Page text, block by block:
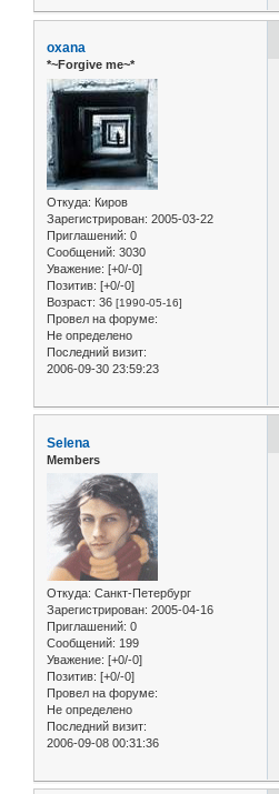
oxana
*~Forgive me~*
Откуда: Киров
Зарегистрирован: 2005-03-22
Приглашений: 0
Сообщений: 3030
Уважение: [+0/-0]
Позитив: [+0/-0]
Возраст: 36 [1990-05-16]
Провел на форуме:
Не определено
Последний визит:
2006-09-30 23:59:23
Selena
Members
Откуда: Санкт-Петербург
Зарегистрирован: 2005-04-16
Приглашений: 0
Сообщений: 199
Уважение: [+0/-0]
Позитив: [+0/-0]
Провел на форуме:
Не определено
Последний визит:
2006-09-08 00:31:36